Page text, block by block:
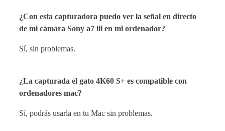
¿Con esta capturadora puedo ver la señal en directo
de mi cámara Sony a7 iii en mi ordenador?
Sí, sin problemas.
¿La capturada el gato 4K60 S+ es compatible con
ordenadores mac?
Sí, podrás usarla en tu Mac sin problemas.